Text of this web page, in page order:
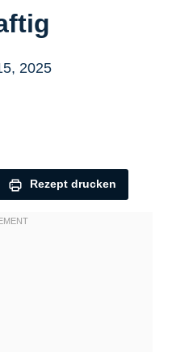
2025
Rezept drucken